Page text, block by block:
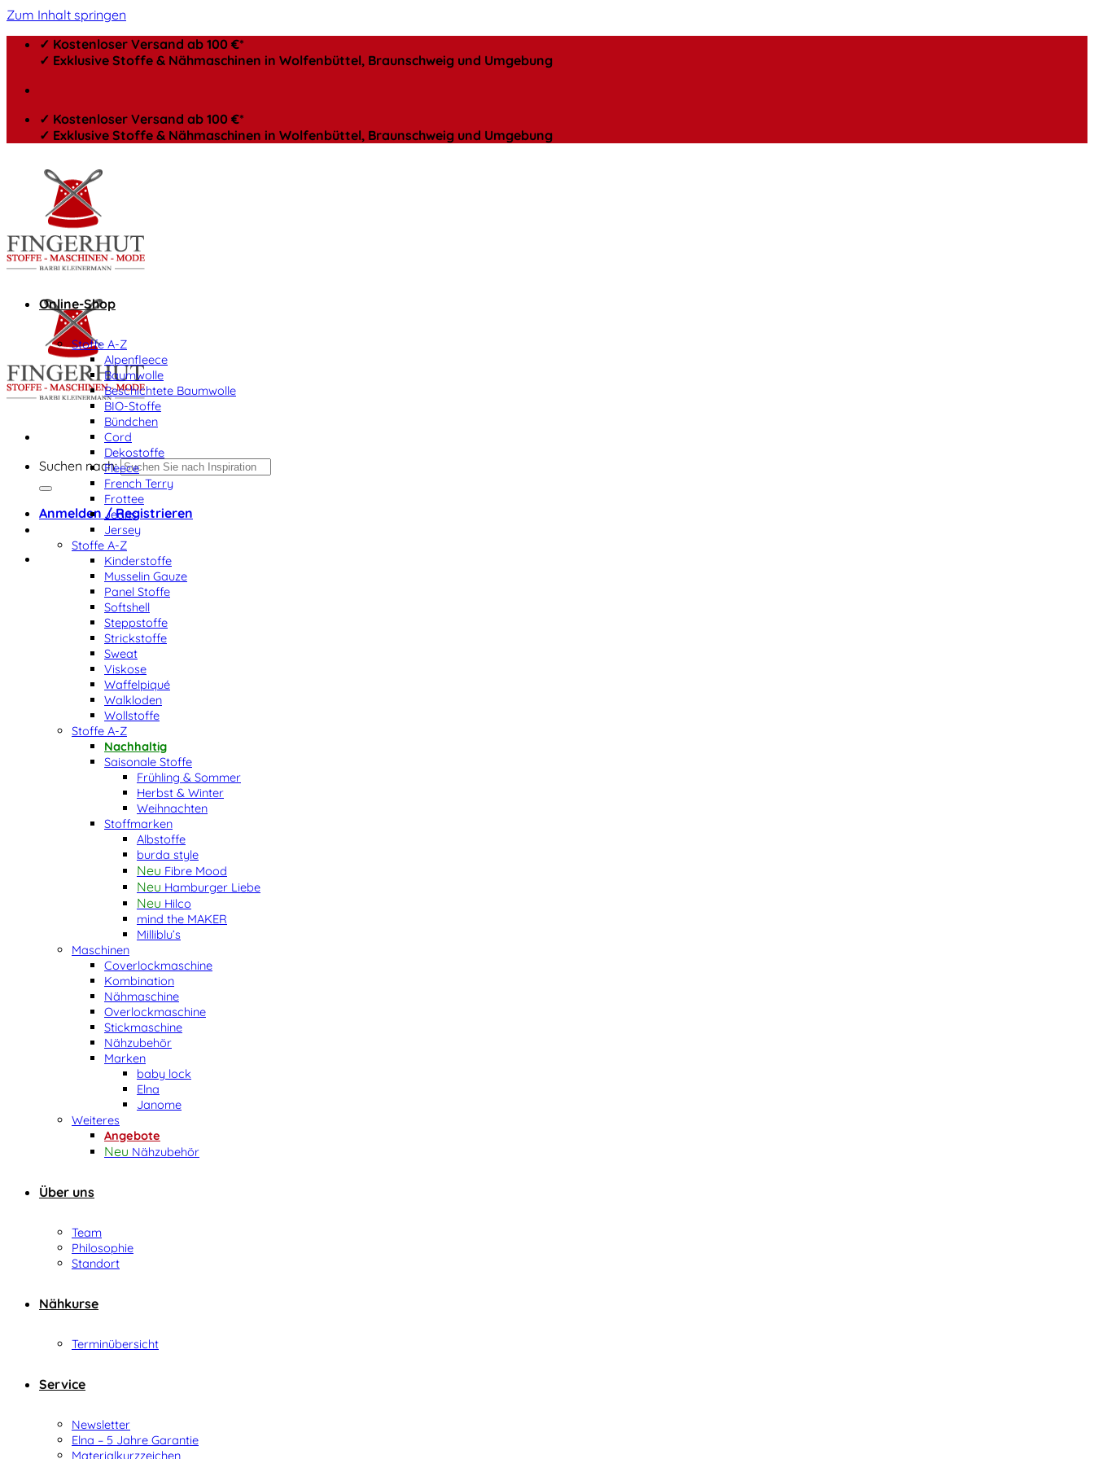
Zum Inhalt springen
✓ Kostenloser Versand ab 100 €*
✓ Exklusive Stoffe & Nähmaschinen in Wolfenbüttel, Braunschweig und Umgebung
✓ Kostenloser Versand ab 100 €*
✓ Exklusive Stoffe & Nähmaschinen in Wolfenbüttel, Braunschweig und Umgebung
Suchen nach:
Anmelden / Registrieren
Online-Shop
Stoffe A-Z
Alpenfleece
Baumwolle
Beschichtete Baumwolle
BIO-Stoffe
Bündchen
Cord
Dekostoffe
Fleece
French Terry
Frottee
Jeans
Jersey
Stoffe A-Z
Kinderstoffe
Musselin Gauze
Panel Stoffe
Softshell
Steppstoffe
Strickstoffe
Sweat
Viskose
Waffelpiqué
Walkloden
Wollstoffe
Stoffe A-Z
Nachhaltig
Saisonale Stoffe
Frühling & Sommer
Herbst & Winter
Weihnachten
Stoffmarken
Albstoffe
burda style
Fibre Mood
Hamburger Liebe
Hilco
mind the MAKER
Milliblu’s
Maschinen
Coverlockmaschine
Kombination
Nähmaschine
Overlockmaschine
Stickmaschine
Nähzubehör
Marken
baby lock
Elna
Janome
Weiteres
Angebote
Nähzubehör
Über uns
Team
Philosophie
Standort
Nähkurse
Terminübersicht
Service
Newsletter
Elna – 5 Jahre Garantie
Materialkurzzeichen